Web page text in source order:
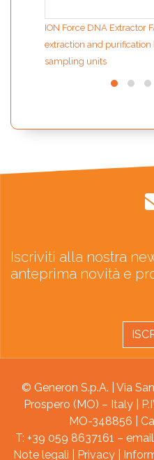
ION Force DNA Extractor
extraction and
sampling units
Iscriviti alla nostra
anteprima novità e
© Generon S.p.A. | Via
Prospero (MO) – Italy |
MO-348856 |
T: +39 059 8637161 –
Note legali
Privacy|